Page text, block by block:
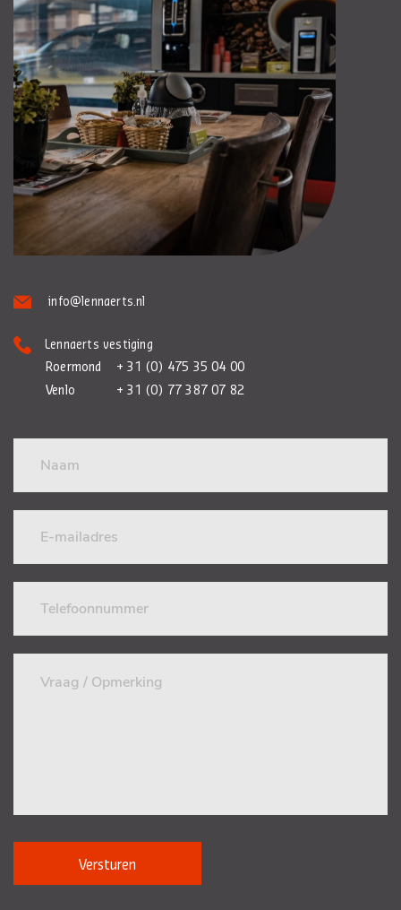
info@lennaerts.nl
Lennaerts vestiging
Roermond
+ 31 (0) 475 35 04 00
Venlo
+ 31 (0) 77 387 07 82
Versturen